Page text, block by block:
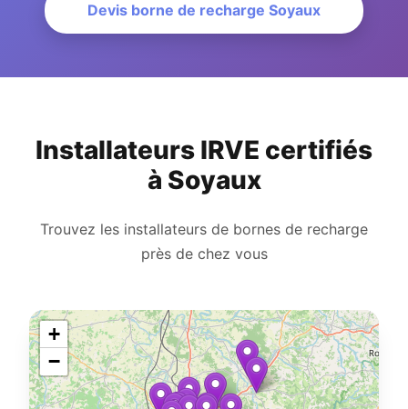
Devis borne de recharge Soyaux
Installateurs IRVE certifiés
à Soyaux
Trouvez les installateurs de bornes de recharge
près de chez vous
+
−